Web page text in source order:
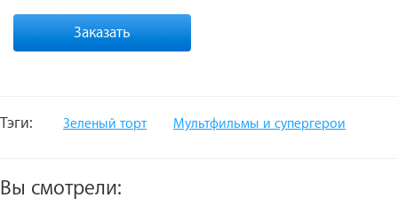
Заказать
Тэги: Зеленый торт Мультфильмы и супергерои
Вы смотрели: